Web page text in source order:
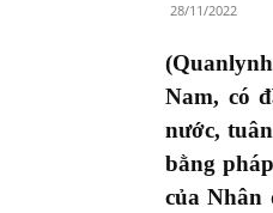
28/11/2022
Nam, có
nước,
bằng
của Nhân